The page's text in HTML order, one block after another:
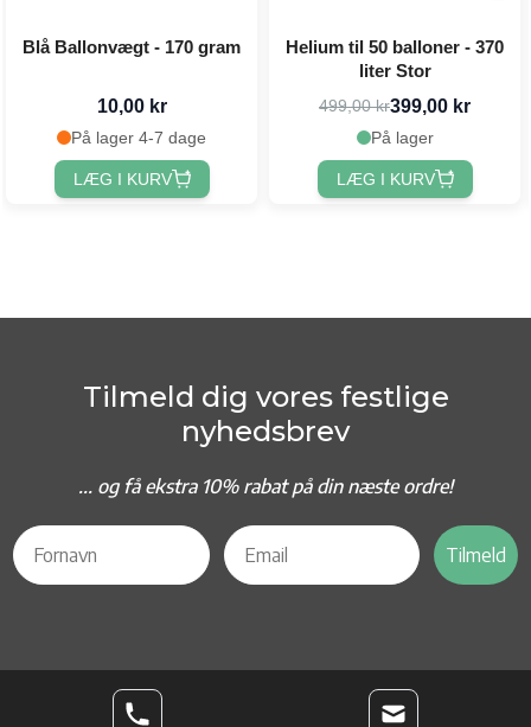
Blå Ballonvægt - 170 gram
10,00 kr
På lager 4-7 dage
LÆG I KURV
Helium til 50 balloner - 370
liter Stor
499,00 kr399,00 kr
På lager
LÆG I KURV
Tilmeld dig vores festlige
nyhedsbrev
... og få ekstra 10% rabat på din næste ordre!
Tilmeld